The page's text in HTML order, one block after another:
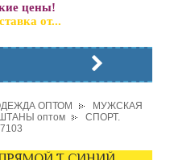
цены!
от...
ОПТОМ
МУЖСКАЯ
оптом
СПОРТ.